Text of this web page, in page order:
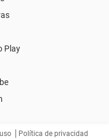
Play
Política de privacidad